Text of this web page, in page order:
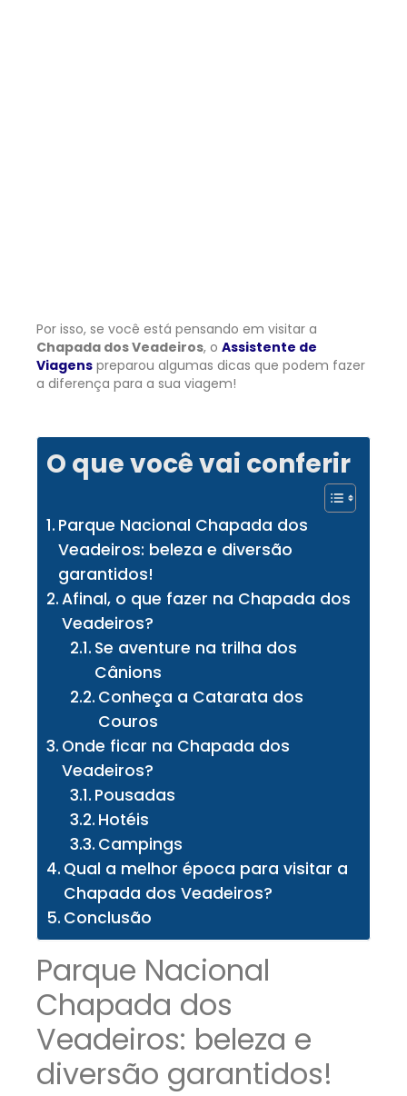
Por isso, se você está pensando em visitar a
Chapada dos Veadeiros, o Assistente de
Viagens preparou algumas dicas que podem fazer
a diferença para a sua viagem!
O que você vai conferir
Parque Nacional Chapada dos
Veadeiros: beleza e diversão
garantidos!
Afinal, o que fazer na Chapada dos
Veadeiros?
Se aventure na trilha dos
Cânions
Conheça a Catarata dos
Couros
Onde ficar na Chapada dos
Veadeiros?
Pousadas
Hotéis
Campings
Qual a melhor época para visitar a
Chapada dos Veadeiros?
Conclusão
Parque Nacional
Chapada dos
Veadeiros: beleza e
diversão garantidos!